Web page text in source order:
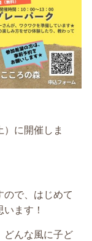
）に開催しま
ので、はじめて
ます！
どんな風に子ど